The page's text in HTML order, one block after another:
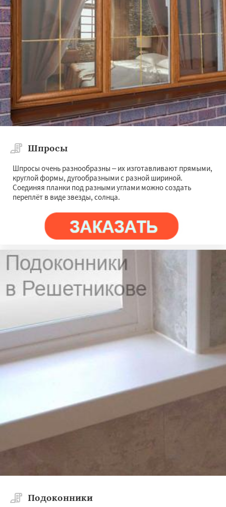
Шпросы
Шпросы очень разнообразны – их изготавливают прямыми,
круглой формы, дугообразными с разной шириной.
Соединяя планки под разными углами можно создать
переплёт в виде звезды, солнца.
Подоконники